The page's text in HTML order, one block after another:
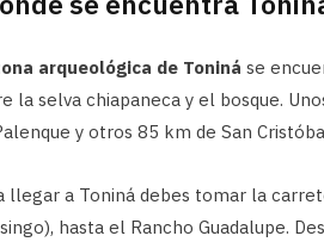
arqueológica de Toniná se
la selva chiapaneca y el bosque.
y otros 85 km de San
llegar a Toniná debes tomar la
hasta el Rancho Guadalupe.